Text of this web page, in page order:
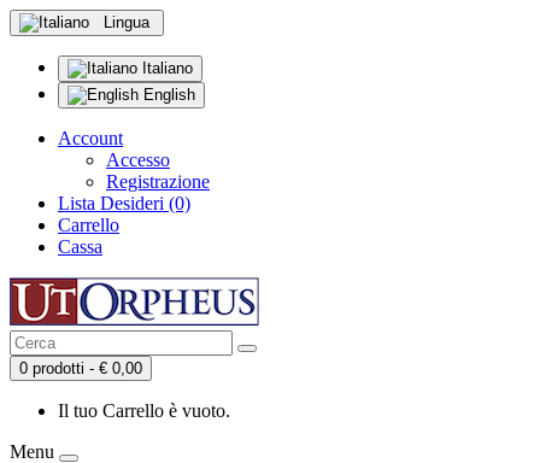
Lingua
Italiano
English
Account
Accesso
Registrazione
Lista Desideri (0)
Carrello
Cassa
0 prodotti - € 0,00
Il tuo Carrello è vuoto.
Menu